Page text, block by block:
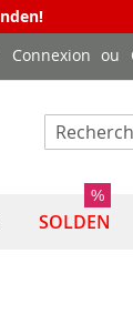
Connexion
Rechercher
SOLDEN
%